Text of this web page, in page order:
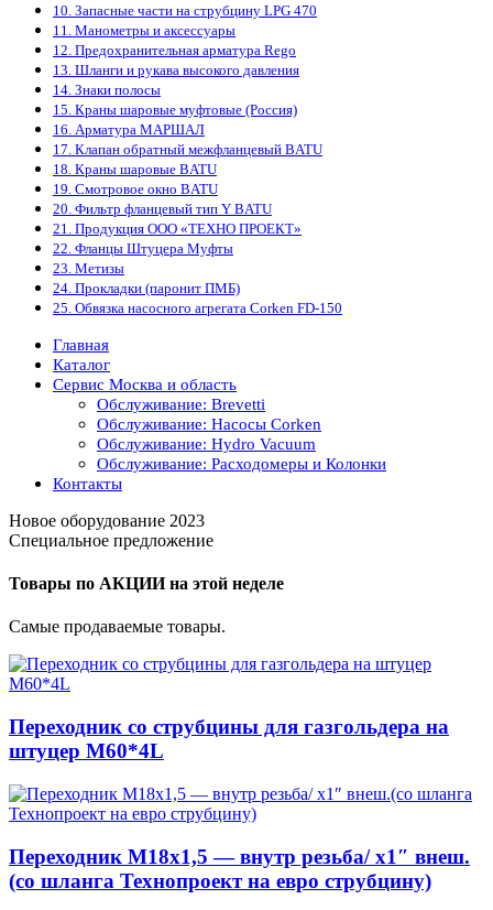
10. Запасные части на струбцину LPG 470
11. Манометры и аксессуары
12. Предохранительная арматура Rego
13. Шланги и рукава высокого давления
14. Знаки полосы
15. Краны шаровые муфтовые (Россия)
16. Арматура МАРШАЛ
17. Клапан обратный межфланцевый BATU
18. Краны шаровые BATU
19. Смотровое окно BATU
20. Фильтр фланцевый тип Y BATU
21. Продукция ООО «ТЕХНО ПРОЕКТ»
22. Фланцы Штуцера Муфты
23. Метизы
24. Прокладки (паронит ПМБ)
25. Обвязка насосного агрегата Corken FD-150
Главная
Каталог
Сервис Москва и область
Обслуживание: Brevetti
Обслуживание: Насосы Corken
Обслуживание: Hydro Vacuum
Обслуживание: Расходомеры и Колонки
Контакты
Новое оборудование 2023
Специальное предложение
Товары по АКЦИИ на этой неделе
Самые продаваемые товары.
Переходник со струбцины для газгольдера на
штуцер М60*4L
Переходник М18х1,5 — внутр резьба/ x1″ внеш.
(со шланга Технопроект на евро струбцину)